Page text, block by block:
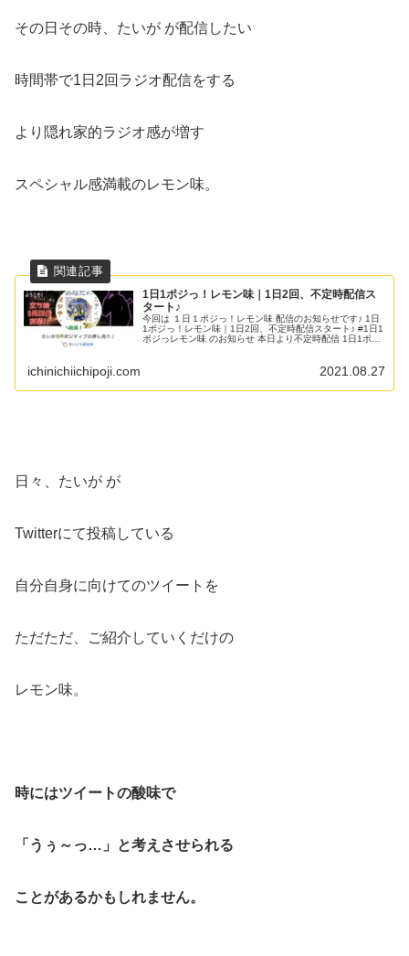
その日その時、たいが が配信したい
時間帯で1日2回ラジオ配信をする
より隠れ家的ラジオ感が増す
スペシャル感満載のレモン味。
1日1ポジっ！レモン味｜1日2回、不定時配信ス
タート♪
今回は １日１ポジっ！レモン味 配信のお知らせです♪ 1日
1ポジっ！レモン味｜1日2回、不定時配信スタート♪ #1日1
ポジっレモン味 のお知らせ 本日より不定時配信 1日1ポジ
ichinichiichipoji.com 2021.08.27
日々、たいが が
Twitterにて投稿している
自分自身に向けてのツイートを
ただただ、ご紹介していくだけの
レモン味。
時にはツイートの酸味で
「うぅ～っ…」と考えさせられる
ことがあるかもしれません。